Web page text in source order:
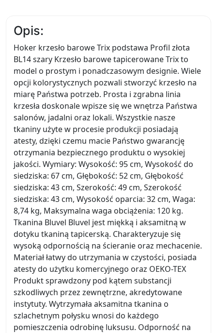
Opis:
Hoker krzesło barowe Trix podstawa Profil złota
BL14 szary Krzesło barowe tapicerowane Trix to
model o prostym i ponadczasowym designie. Wiele
opcji kolorystycznych pozwali stworzyć krzesło na
miarę Państwa potrzeb. Prosta i zgrabna linia
krzesła doskonale wpisze się we wnętrza Państwa
salonów, jadalni oraz lokali. Wszystkie nasze
tkaniny użyte w procesie produkcji posiadają
atesty, dzięki czemu macie Państwo gwarancję
otrzymania bezpiecznego produktu o wysokiej
jakości. Wymiary: Wysokość: 95 cm, Wysokość do
siedziska: 67 cm, Głębokość: 52 cm, Głębokość
siedziska: 43 cm, Szerokość: 49 cm, Szerokość
siedziska: 43 cm, Wysokość oparcia: 32 cm, Waga:
8,74 kg, Maksymalna waga obciążenia: 120 kg.
Tkanina Bluvel Bluvel jest miękką i aksamitną w
dotyku tkaniną tapicerską. Charakteryzuje się
wysoką odpornością na ścieranie oraz mechacenie.
Materiał łatwy do utrzymania w czystości, posiada
atesty do użytku komercyjnego oraz OEKO-TEX
Produkt sprawdzony pod kątem substancji
szkodliwych przez zewnętrzne, akredytowane
instytuty. Wytrzymała aksamitna tkanina o
szlachetnym połysku wnosi do każdego
pomieszczenia odrobinę luksusu. Odporność na